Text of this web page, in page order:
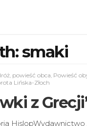
smaki
, powieść obca, Powieść
Lińska-Złoch
z